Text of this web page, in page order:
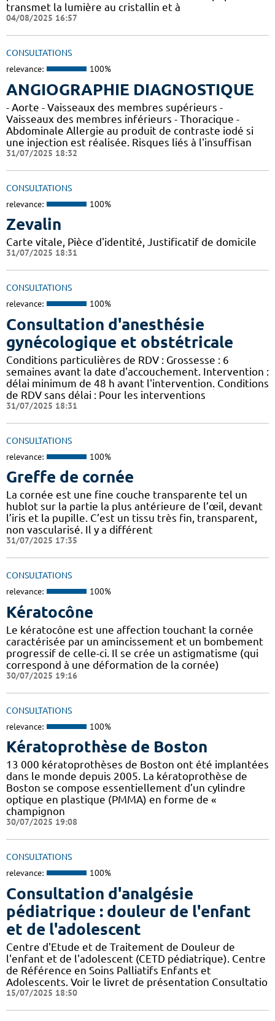
transmet la lumière au cristallin et à
04/08/2025 16:57
CONSULTATIONS
relevance: 100%
ANGIOGRAPHIE DIAGNOSTIQUE
- Aorte - Vaisseaux des membres supérieurs -
Vaisseaux des membres inférieurs - Thoracique -
Abdominale Allergie au produit de contraste iodé si
une injection est réalisée. Risques liés à l'insuffisan
31/07/2025 18:32
CONSULTATIONS
relevance: 100%
Zevalin
Carte vitale, Pièce d'identité, Justificatif de domicile
31/07/2025 18:31
CONSULTATIONS
relevance: 100%
Consultation d'anesthésie
gynécologique et obstétricale
Conditions particulières de RDV : Grossesse : 6
semaines avant la date d'accouchement. Intervention :
délai minimum de 48 h avant l'intervention. Conditions
de RDV sans délai : Pour les interventions
31/07/2025 18:31
CONSULTATIONS
relevance: 100%
Greffe de cornée
La cornée est une fine couche transparente tel un
hublot sur la partie la plus antérieure de l’œil, devant
l’iris et la pupille. C’est un tissu très fin, transparent,
non vascularisé. Il y a différent
31/07/2025 17:35
CONSULTATIONS
relevance: 100%
Kératocône
Le kératocône est une affection touchant la cornée
caractérisée par un amincissement et un bombement
progressif de celle-ci. Il se crée un astigmatisme (qui
correspond à une déformation de la cornée)
30/07/2025 19:16
CONSULTATIONS
relevance: 100%
Kératoprothèse de Boston
13 000 kératoprothèses de Boston ont été implantées
dans le monde depuis 2005. La kératoprothèse de
Boston se compose essentiellement d’un cylindre
optique en plastique (PMMA) en forme de «
champignon
30/07/2025 19:08
CONSULTATIONS
relevance: 100%
Consultation d'analgésie
pédiatrique : douleur de l'enfant
et de l'adolescent
Centre d'Etude et de Traitement de Douleur de
l'enfant et de l'adolescent (CETD pédiatrique). Centre
de Référence en Soins Palliatifs Enfants et
Adolescents. Voir le livret de présentation Consultatio
15/07/2025 18:50